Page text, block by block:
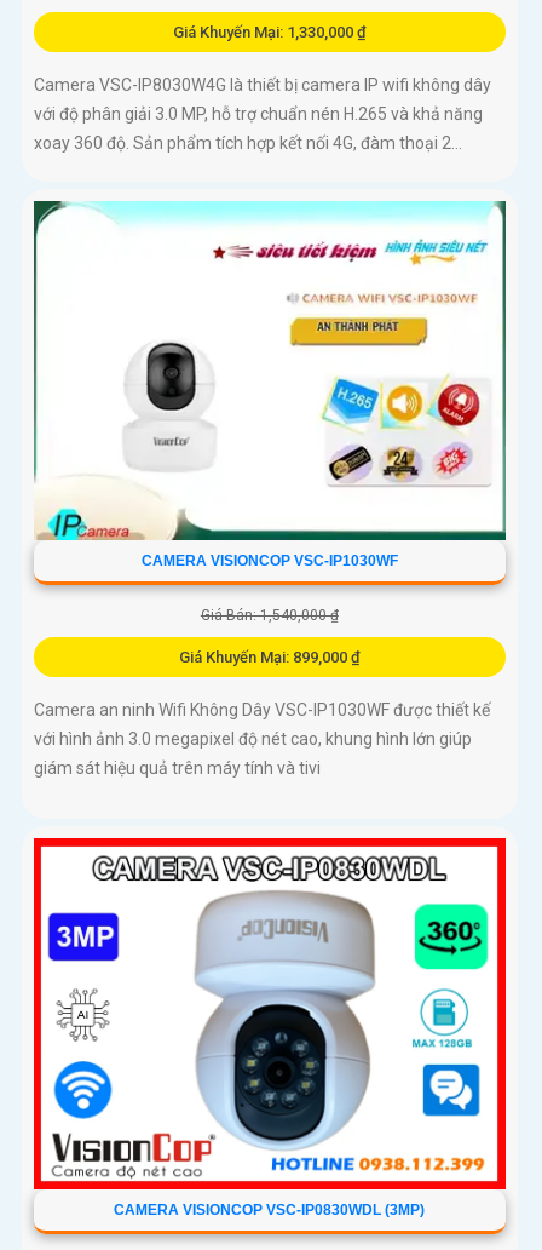
Giá Khuyến Mại: 1,330,000 ₫
Camera VSC-IP8030W4G là thiết bị camera IP wifi không dây
với độ phân giải 3.0 MP, hỗ trợ chuẩn nén H.265 và khả năng
xoay 360 độ. Sản phẩm tích hợp kết nối 4G, đàm thoại 2...
CAMERA VISIONCOP VSC-IP1030WF
Giá Bán: 1,540,000 ₫
Giá Khuyến Mại: 899,000 ₫
Camera an ninh Wifi Không Dây VSC-IP1030WF được thiết kế
với hình ảnh 3.0 megapixel độ nét cao, khung hình lớn giúp
giám sát hiệu quả trên máy tính và tivi
CAMERA VISIONCOP VSC-IP0830WDL (3MP)